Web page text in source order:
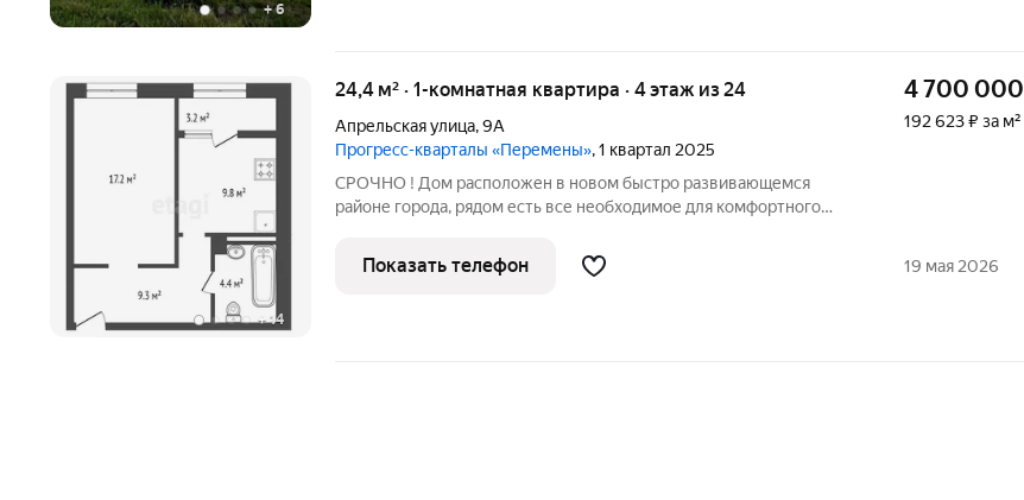
+6
+14
24,4 м² · 1-комнатная квартира · 4 этаж из 24
Апрельская улица,9А
Прогресс-кварталы «Перемены», 1 квартал 2025
СРОЧНО ! Дом расположен в новом быстро развивающемся
районе города, рядом есть все необходимое для комфортного
и муниципального детского сада. Удобная транспортная развязка,
до дома удобно
4 700 000
192 623 ₽ за м²
Показать телефон 19 мая 2026